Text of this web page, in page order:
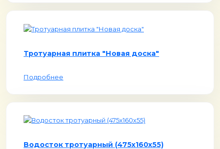
Тротуарная плитка "Новая доска"
Подробнее
Водосток тротуарный (475х160х55)